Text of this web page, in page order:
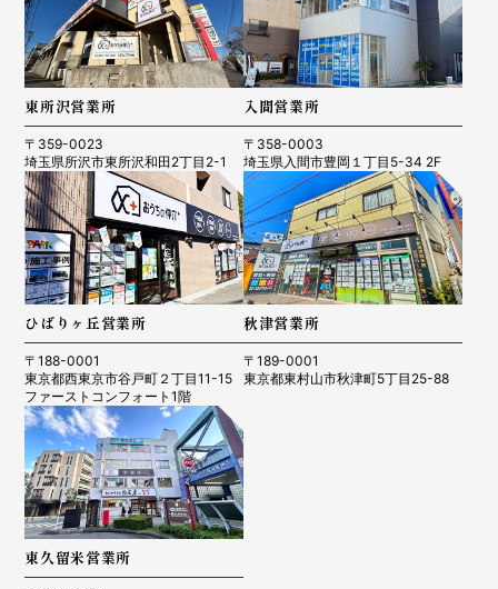
東所沢営業所
〒359-0023
埼玉県所沢市東所沢和田2丁目2-1
入間営業所
〒358-0003
埼玉県入間市豊岡１丁目5-34 2F
ひばりヶ丘営業所
〒188-0001
東京都西東京市谷戸町２丁目11-15
ファーストコンフォート1階
秋津営業所
〒189-0001
東京都東村山市秋津町5丁目25-88
東久留米営業所